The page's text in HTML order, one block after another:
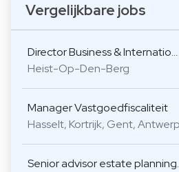
Vergelijkbare jobs
Director Business & Internatio…
Heist-Op-Den-Berg
Manager Vastgoedfiscaliteit
Hasselt, Kortrijk, Gent,
Senior advisor estate